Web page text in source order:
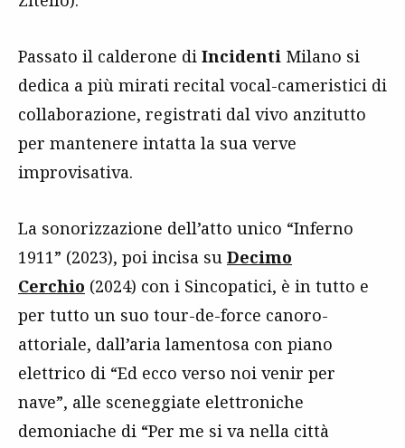
Passato il calderone di Incidenti Milano si
dedica a più mirati recital vocal-cameristici di
collaborazione, registrati dal vivo anzitutto
per mantenere intatta la sua verve
improvisativa.
La sonorizzazione dell’atto unico “Inferno
1911” (2023), poi incisa su Decimo
Cerchio (2024) con i Sincopatici, è in tutto e
per tutto un suo tour-de-force canoro-
attoriale, dall’aria lamentosa con piano
elettrico di “Ed ecco verso noi venir per
nave”, alle sceneggiate elettroniche
demoniache di “Per me si va nella città